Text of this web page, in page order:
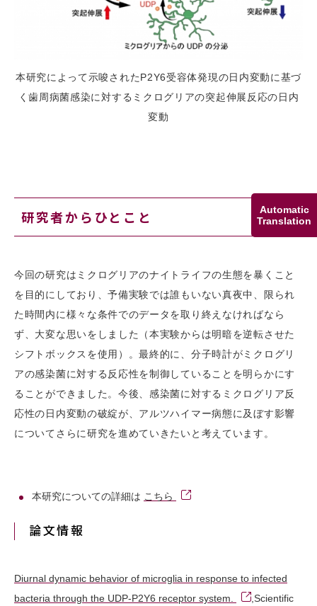
Automatic
Translation
本研究によって示唆されたP2Y6受容体発現の日内変動に基づ
く歯周病菌感染に対するミクログリアの突起伸展反応の日内
変動
研究者からひとこと
今回の研究はミクログリアのナイトライフの生態を暴くこと
を目的にしており、予備実験では誰もいない真夜中、限られ
た時間内に様々な条件でのデータを取り終えなければなら
ず、大変な思いをしました（本実験からは明暗を逆転させた
シフトボックスを使用）。最終的に、分子時計がミクログリ
アの感染菌に対する反応性を制御していることを明らかにす
ることができました。今後、感染菌に対するミクログリア反
応性の日内変動の破綻が、アルツハイマー病態に及ぼす影響
についてさらに研究を進めていきたいと考えています。
本研究についての詳細は こちら
論文情報
Diurnal dynamic behavior of microglia in response to infected
bacteria through the UDP-P2Y6 receptor system.
,Scientific